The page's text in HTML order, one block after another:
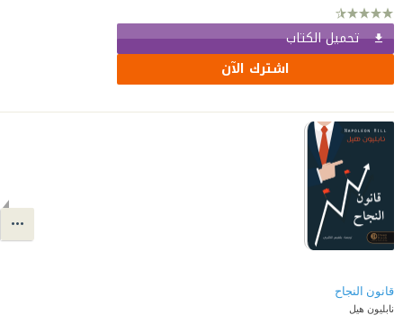
تحميل الكتاب
اشترك الآن
قانون النجاح
نابليون هيل